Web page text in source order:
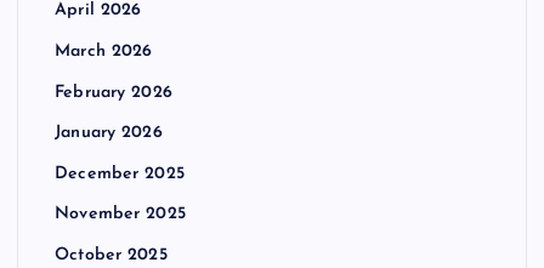
April 2026
March 2026
February 2026
January 2026
December 2025
November 2025
October 2025